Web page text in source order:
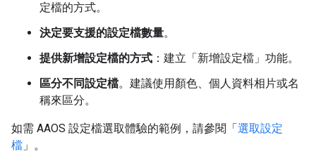
定檔的方式。
決定要支援的設定檔數量。
提供新增設定檔的方式 ：建立「新增設定檔」功能。
區分不同設定檔。建議使用顏色、個人資料相片或名
稱來區分。
如需 AAOS 設定檔選取體驗的範例，請參閱「選取設定
檔 」。